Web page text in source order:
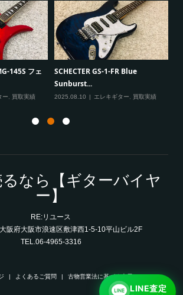
PRS） SE
VanZandt JBV Jazz Bass ヴァンザ
ント ...
2025.08.07
なら【ギターバイヤ
ー】
RE:リユース
阪府大阪市浪速区敷津西1-5-10平山ビル2F
TEL.06-4965-3316
よくあるご質問 古物営業法に基づく表示
LINE査定